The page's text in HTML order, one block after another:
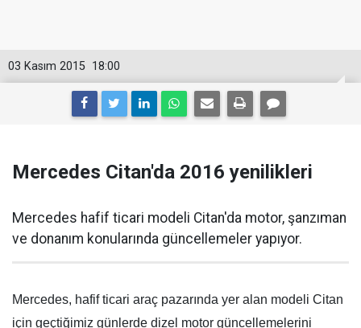
18:00
03 Kasım 2015
Mercedes Citan'da 2016 yenilikleri
Mercedes hafif ticari modeli Citan'da motor, şanzıman
ve donanım konularında güncellemeler yapıyor.
Mercedes, hafif ticari araç pazarında yer alan modeli Citan
için geçtiğimiz günlerde dizel motor güncellemelerini